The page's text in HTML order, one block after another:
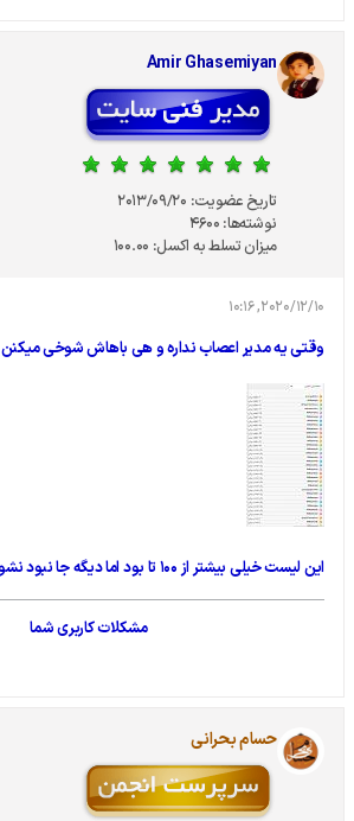
Amir Ghasemiyan
تاریخ عضویت: 2013/09/20
نوشته‌ها: 4600
میزان تسلط به اکسل: 100.00
2020/12/10, 10:16
وقتی یه مدیر اعصاب نداره و هی باهاش شوخی میکنن
این لیست خیلی بیشتر از ۱۰۰ تا بود اما دیگه جا نبود نشون بدم
مشکلات کاربری شما
حسام بحرانی